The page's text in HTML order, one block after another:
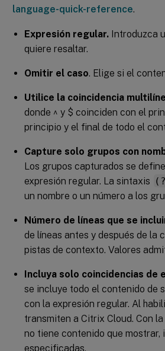
language-quick-reference.
Expresión regular. Introduzca
quiere resaltar.
Omitir el caso. Elige si el
Utilice la coincidencia
donde ^ y $ coinciden con el
principio y el final de todo el
Capture solo grupos con
Los grupos capturados se
expresión regular. La sintaxis
un nombre o un número a los
Número de líneas que se
de líneas antes y después de la
pistas de contexto. Valores
Incluya solo coincidencias de
se incluye todo el contenido de
con la expresión regular. Al
transmiten a Citrix Cloud. Con
no tiene contenido que
especificadas.